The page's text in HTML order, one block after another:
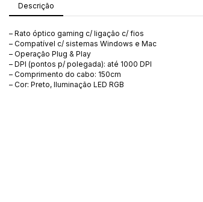
Descrição
– Rato óptico gaming c/ ligação c/ fios
– Compatível c/ sistemas Windows e Mac
– Operação Plug & Play
– DPI (pontos p/ polegada): até 1000 DPI
– Comprimento do cabo: 150cm
– Cor: Preto, Iluminação LED RGB